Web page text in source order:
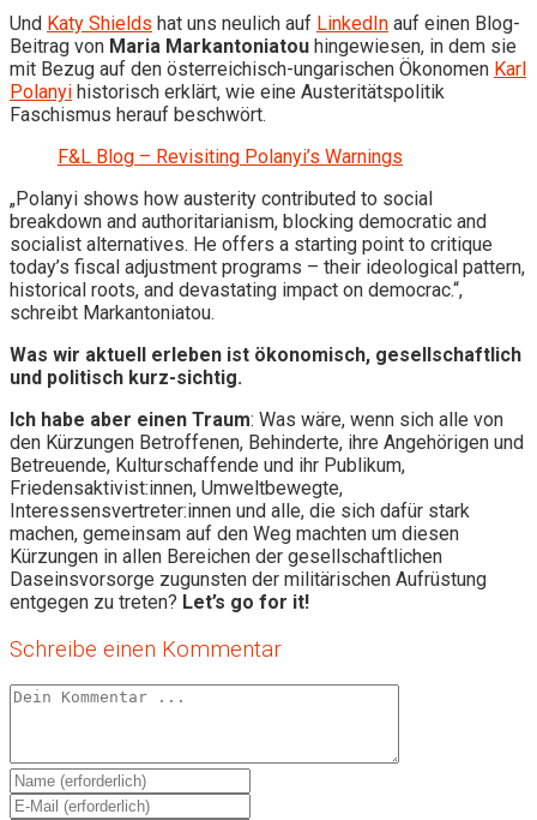
Und Katy Shields hat uns neulich auf LinkedIn auf einen Blog-
Beitrag von Maria Markantoniatou hingewiesen, in dem sie
mit Bezug auf den österreichisch-ungarischen Ökonomen Karl
Polanyi historisch erklärt, wie eine Austeritätspolitik
Faschismus herauf beschwört.
F&L Blog – Revisiting Polanyi’s Warnings
„Polanyi shows how austerity contributed to social
breakdown and authoritarianism, blocking democratic and
socialist alternatives. He offers a starting point to critique
today’s fiscal adjustment programs – their ideological pattern,
historical roots, and devastating impact on democrac.“,
schreibt Markantoniatou.
Was wir aktuell erleben ist ökonomisch, gesellschaftlich
und politisch kurz-sichtig.
Ich habe aber einen Traum: Was wäre, wenn sich alle von
den Kürzungen Betroffenen, Behinderte, ihre Angehörigen und
Betreuende, Kulturschaffende und ihr Publikum,
Friedensaktivist:innen, Umweltbewegte,
Interessensvertreter:innen und alle, die sich dafür stark
machen, gemeinsam auf den Weg machten um diesen
Kürzungen in allen Bereichen der gesellschaftlichen
Daseinsvorsorge zugunsten der militärischen Aufrüstung
entgegen zu treten? Let’s go for it!
Schreibe einen Kommentar